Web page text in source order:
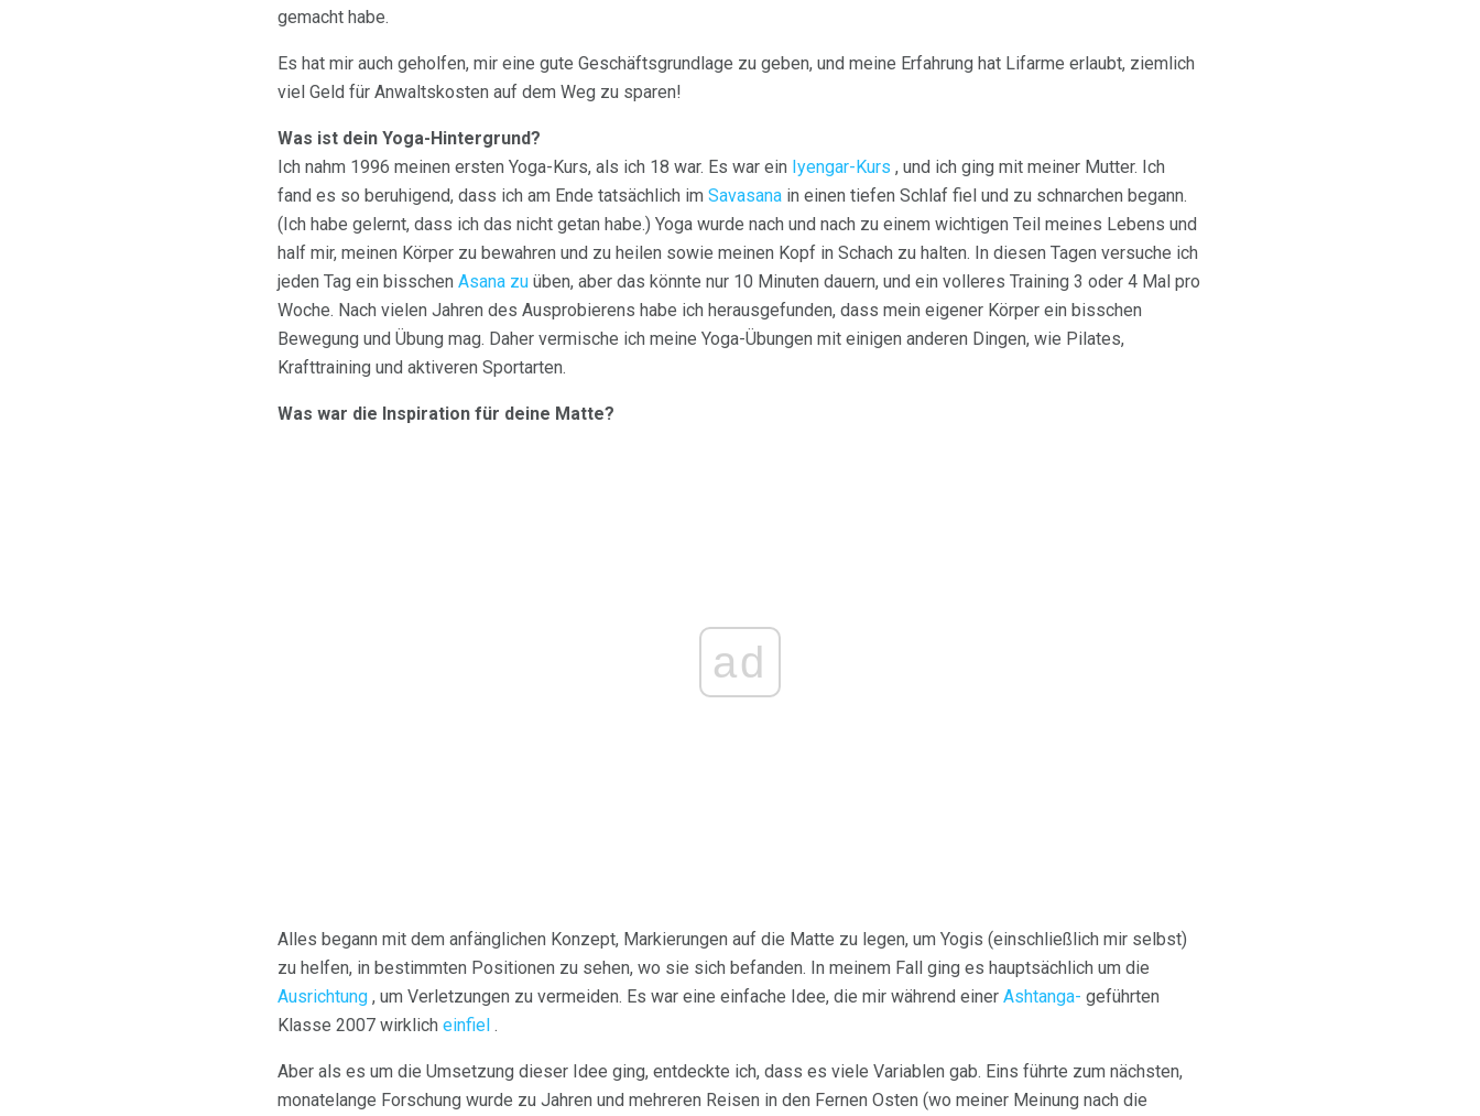
gemacht habe.
Es hat mir auch geholfen, mir eine gute Geschäftsgrundlage zu geben, und meine Erfahrung hat Lifarme erlaubt, ziemlich
viel Geld für Anwaltskosten auf dem Weg zu sparen!
Was ist dein Yoga-Hintergrund?
Ich nahm 1996 meinen ersten Yoga-Kurs, als ich 18 war. Es war ein Iyengar-Kurs , und ich ging mit meiner Mutter. Ich
fand es so beruhigend, dass ich am Ende tatsächlich im Savasana in einen tiefen Schlaf fiel und zu schnarchen begann.
(Ich habe gelernt, dass ich das nicht getan habe.) Yoga wurde nach und nach zu einem wichtigen Teil meines Lebens und
half mir, meinen Körper zu bewahren und zu heilen sowie meinen Kopf in Schach zu halten. In diesen Tagen versuche ich
jeden Tag ein bisschen Asana zu üben, aber das könnte nur 10 Minuten dauern, und ein volleres Training 3 oder 4 Mal pro
Woche. Nach vielen Jahren des Ausprobierens habe ich herausgefunden, dass mein eigener Körper ein bisschen
Bewegung und Übung mag. Daher vermische ich meine Yoga-Übungen mit einigen anderen Dingen, wie Pilates,
Krafttraining und aktiveren Sportarten.
Was war die Inspiration für deine Matte?
ad
Alles begann mit dem anfänglichen Konzept, Markierungen auf die Matte zu legen, um Yogis (einschließlich mir selbst)
zu helfen, in bestimmten Positionen zu sehen, wo sie sich befanden. In meinem Fall ging es hauptsächlich um die
Ausrichtung , um Verletzungen zu vermeiden. Es war eine einfache Idee, die mir während einer Ashtanga- geführten
Klasse 2007 wirklich einfiel .
Aber als es um die Umsetzung dieser Idee ging, entdeckte ich, dass es viele Variablen gab. Eins führte zum nächsten,
monatelange Forschung wurde zu Jahren und mehreren Reisen in den Fernen Osten (wo meiner Meinung nach die